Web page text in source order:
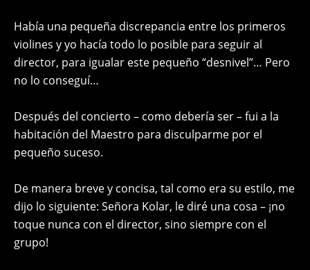
Había una pequeña discrepancia entre los primeros
violines y yo hacía todo lo posible para seguir al
director, para igualar este pequeño “desnivel”… Pero
no lo conseguí…
Después del concierto – como debería ser – fui a la
habitación del Maestro para disculparme por el
pequeño suceso.
De manera breve y concisa, tal como era su estilo, me
dijo lo siguiente: Señora Kolar, le diré una cosa – ¡no
toque nunca con el director, sino siempre con el
grupo!